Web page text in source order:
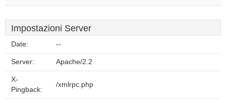
Impostazioni Server
Date: --
Server: Apache/2.2
X-
Pingback:
/xmlrpc.php